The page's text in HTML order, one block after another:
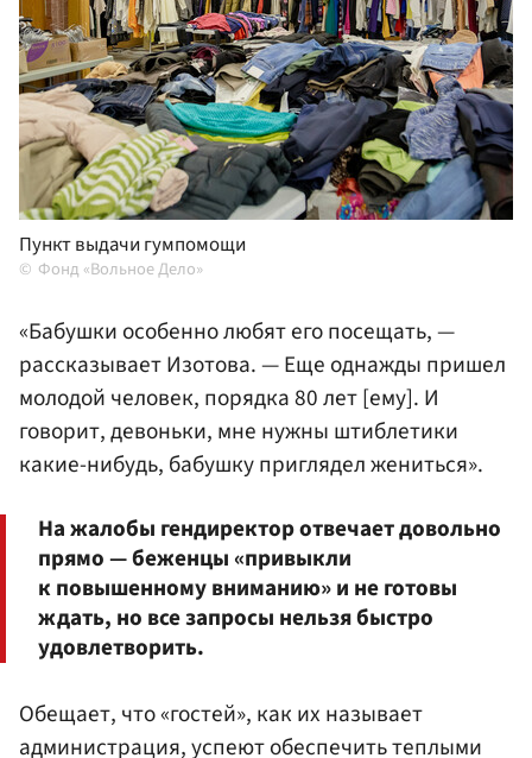
Пункт выдачи гумпомощи
Фонд «Вольное Дело»
«Бабушки особенно любят его посещать, —
рассказывает Изотова. — Еще однажды пришел
молодой человек, порядка 80 лет [ему]. И
говорит, девоньки, мне нужны штиблетики
какие-нибудь, бабушку приглядел жениться».
На жалобы гендиректор отвечает довольно
прямо — беженцы «привыкли
к повышенному вниманию» и не готовы
ждать, но все запросы нельзя быстро
удовлетворить.
Обещает, что «гостей», как их называет
администрация, успеют обеспечить теплыми